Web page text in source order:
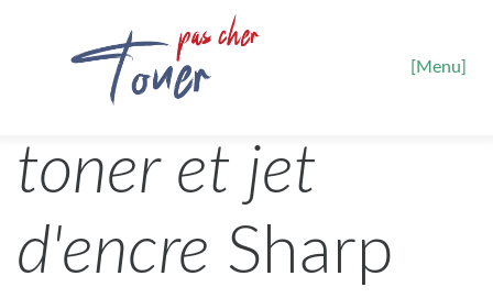
[Menu]
toner et jet
d'encre Sharp